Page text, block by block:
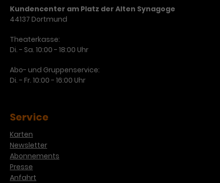
unterbunden.
Name IDE
Laufzeit 1 Jahr
Dieses Cookie dient der Anzeige
personalisierter Werbung und
Kundencenter am Platz der Alten Synagoge
44137 Dortmund
Theaterkasse:
Di. - Sa. 10:00 - 18:00 Uhr
Abo- und Gruppenservice:
Di. - Fr. 10:00 - 16:00 Uhr
Service
Karten
Newsletter
Abonnements
Presse
Anfahrt